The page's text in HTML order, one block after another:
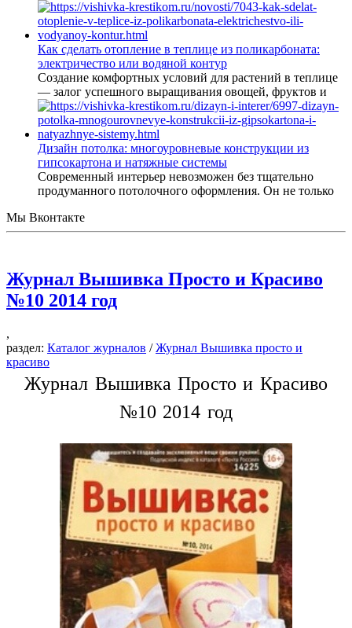
Как сделать отопление в теплице из поликарбоната:
электричество или водяной контур
Создание комфортных условий для растений в теплице
— залог успешного выращивания овощей, фруктов и
Дизайн потолка: многоуровневые конструкции из
гипсокартона и натяжные системы
Современный интерьер невозможен без тщательно
продуманного потолочного оформления. Он не только
Мы Вконтакте
Журнал Вышивка Просто и Красиво
№10 2014 год
,
раздел: Каталог журналов /Журнал Вышивка просто и
красиво
Журнал Вышивка Просто и Красиво
№10 2014 год